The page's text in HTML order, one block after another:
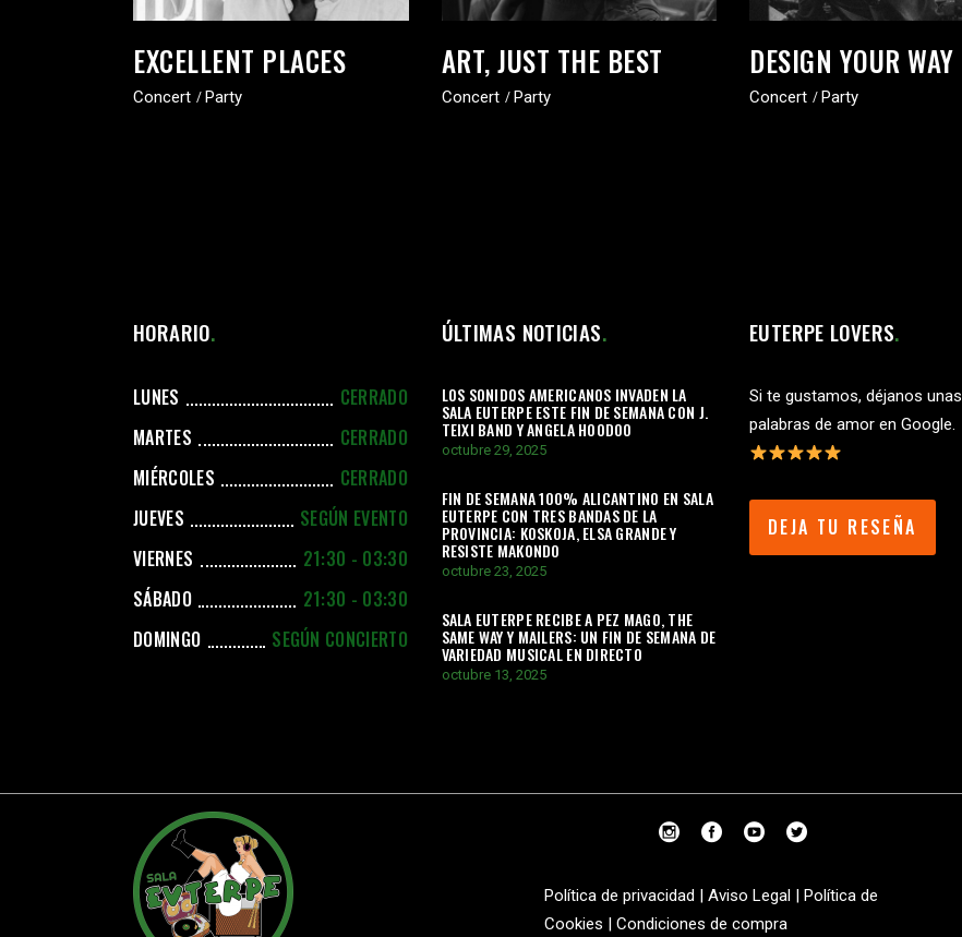
EXCELLENT PLACES
Concert Party
ART, JUST THE BEST
Concert Party
DESIGN YOUR WAY
Concert Party
HORARIO
LUNES
CERRADO
MARTES
CERRADO
MIÉRCOLES
CERRADO
JUEVES
SEGÚN EVENTO
VIERNES
21:30 - 03:30
SÁBADO
21:30 - 03:30
DOMINGO
SEGÚN CONCIERTO
ÚLTIMAS NOTICIAS
LOS SONIDOS AMERICANOS INVADEN LA
SALA EUTERPE ESTE FIN DE SEMANA CON J.
TEIXI BAND Y ANGELA HOODOO
octubre 29, 2025
FIN DE SEMANA 100% ALICANTINO EN SALA
EUTERPE CON TRES BANDAS DE LA
PROVINCIA: KOSKOJA, ELSA GRANDE Y
RESISTE MAKONDO
octubre 23, 2025
SALA EUTERPE RECIBE A PEZ MAGO, THE
SAME WAY Y MAILERS: UN FIN DE SEMANA DE
VARIEDAD MUSICAL EN DIRECTO
octubre 13, 2025
EUTERPE LOVERS
Si te gustamos, déjanos unas
palabras de amor en Google.
DEJA TU RESEÑA
Política de privacidad | Aviso Legal| Política de
Cookies | Condiciones de compra